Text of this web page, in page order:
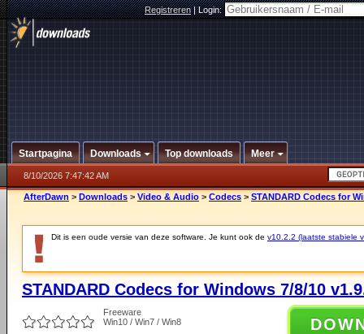
Registreren|Login:
Startpagina Downloads Top downloads Meer
8/10/2026 7:47:42 AM
AfterDawn > Downloads > Video & Audio > Codecs > STANDARD Codecs for
Dit is een oude versie van deze software. Je kunt ook de v10.2.2 (laatste stabiele
STANDARD Codecs for Windows 7/8/10
Freeware
Win10 / Win7 / Win8